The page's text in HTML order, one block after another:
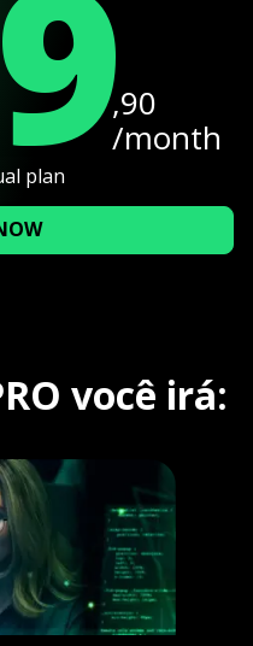
,90
/month
plan
você irá: